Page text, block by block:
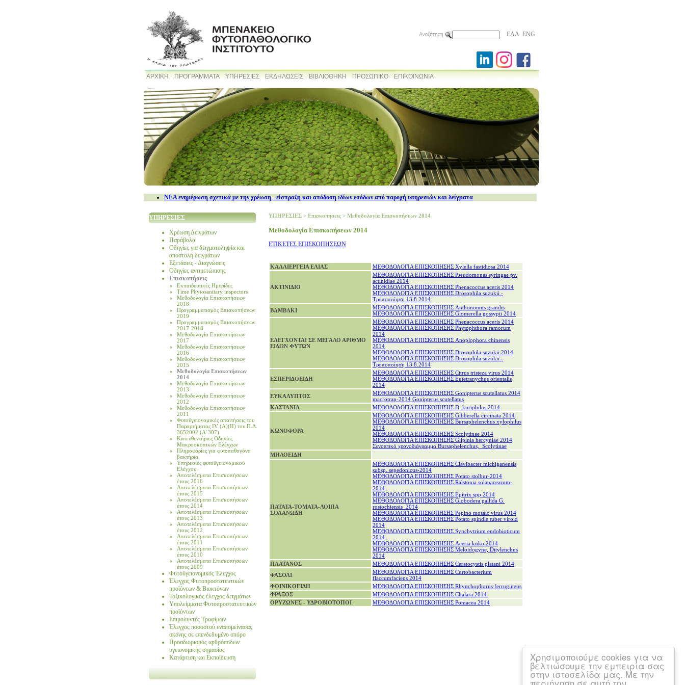
Χρησιμοποιούμε cookies για να
βελτιώσουμε την εμπειρία σας
στην ιστοσελίδα μας. Με την
ΕΛΛ ENG
ΑΡΧΙΚΗ ΠΡΟΓΡΑΜΜΑΤΑ ΥΠΗΡΕΣΙΕΣ ΕΚΔΗΛΩΣΕΙΣ ΒΙΒΛΙΟΘΗΚΗ ΠΡΟΣΩΠΙΚΟ ΕΠΙΚΟΙΝΩΝΙΑ
NEA ενημέρωση σχετικά με την χρέωση - είσπραξη και απόδοση ιδίων εσόδων από παροχή υπηρεσιών και δείγματα
ΥΠΗΡΕΣΙΕΣ
Χρέωση Δειγμάτων
Παράβολα
Οδηγίες για δειγματοληψία και
αποστολή δειγμάτων
Εξετάσεις - Διαγνώσεις
Οδηγίες αντιμετώπισης
Επισκοπήσεις
Eκπαιδευτικές Ημερίδες
Time Phytosanitary inspectors
Μεθοδολογία Επισκοπήσεων
2018
Προγραμματισμός Επισκοπήσεων
2019
Προγραμματισμός Επισκοπήσεων
2017-2018
Μεθοδολογία Επισκοπήσεων
2017
Μεθοδολογία Επισκοπήσεων
2016
Μεθοδολογία Επισκοπήσεων
2015
Μεθοδολογία Επισκοπήσεων
2014
Μεθοδολογία Επισκοπήσεων
2013
Μεθοδολογία Επισκοπήσεων
2012
Μεθοδολογία Επισκοπήσεων
2011
Φυτοϋγειονομικές απαιτήσεις του
Παραρτήματος IV (A)(II) του Π.Δ.
3652002 (Α΄307)
Κατευθυντήριες Οδηγίες
Μακροσκοπικών Ελέγχων
Πληροφορίες για φυτοπαθογόνα
βακτήρια
Υπηρεσίες φυτοϋγειονομικού
Ελέγχου
Αποτελέσματα Eπισκοπήσεων
έτους 2016
Αποτελέσματα Eπισκοπήσεων
έτους 2015
Αποτελέσματα Eπισκοπήσεων
έτους 2014
Αποτελέσματα Eπισκοπήσεων
έτους 2013
Αποτελέσματα Eπισκοπήσεων
έτους 2012
Αποτελέσματα Eπισκοπήσεων
έτους 2011
Αποτελέσματα Eπισκοπήσεων
έτους 2010
Αποτελέσματα Eπισκοπήσεων
έτους 2009
Φυτοϋγειονομικός Έλεγχος
Έλεγχος Φυτοπροστατευτικών
προϊόντων & Βιοκτόνων
Τοξικολογικός έλεγχος δειγμάτων
Υπολείμματα Φυτοπροστατευτικών
προϊόντων
Επιμολυντές Τροφίμων
Έλεγχος ποσοστού εναπομείνασας
σκόνης σε επενδεδυμένο σπόρο
Προσδιορισμός αρθρόποδων
υγειονομικής σημασίας
Κατάρτιση και Εκπαίδευση
ΥΠΗΡΕΣΙΕΣ > Επισκοπήσεις > Μεθοδολογία Επισκοπήσεων 2014
Μεθοδολογία Επισκοπήσεων 2014
ΕΤΙΚΕΤΕΣ ΕΠΙΣΚΟΠΗΣΕΩΝ
ΚΑΛΛΙΕΡΓΕΙΑ ΕΛΙΑΣ ΜΕΘΟΔΟΛΟΓΙΑ ΕΠΙΣΚΟΠΗΣΗΣ Xylella fastidiosa 2014
ΑΚΤΙΝΙΔΙΟ
ΜΕΘΟΔΟΛΟΓΙΑ ΕΠΙΣΚΟΠΗΣΗΣ Pseudomonas syringae pv.
actinidiae 2014
ΜΕΘΟΔΟΛΟΓΙΑ ΕΠΙΣΚΟΠΗΣΗΣ Phenacoccus aceris 2014
ΜΕΘΟΔΟΛΟΓΙΑ ΕΠΙΣΚΟΠΗΣΗΣ Drosophila suzukii -
Tροποποίηση 13.8.2014
ΒΑΜΒΑΚΙ
ΜΕΘΟΔΟΛΟΓΙΑ ΕΠΙΣΚΟΠΗΣΗΣ Anthonomus grandis
ΜΕΘΟΔΟΛΟΓΙΑ ΕΠΙΣΚΟΠΗΣΗΣ Glomerella gossypii 2014
ΕΛΕΓΧΟΝΤΑΙ ΣΕ ΜΕΓΑΛΟ ΑΡΙΘΜΟ
ΕΙΔΩΝ ΦΥΤΩΝ
ΜΕΘΟΔΟΛΟΓΙΑ ΕΠΙΣΚΟΠΗΣΗΣ Phenacoccus aceris 2014
ΜΕΘΟΔΟΛΟΓΙΑ ΕΠΙΣΚΟΠΗΣΗΣ Phytophthora ramorum
2014
ΜΕΘΟΔΟΛΟΓΙΑ ΕΠΙΣΚΟΠΗΣΗΣ Anoplophora chinensis
2014
ΜΕΘΟΔΟΛΟΓΙΑ ΕΠΙΣΚΟΠΗΣΗΣ Drosophila suzukii 2014
ΜΕΘΟΔΟΛΟΓΙΑ ΕΠΙΣΚΟΠΗΣΗΣ Drosophila suzukii -
Tροποποίηση 13.8.2014
ΕΣΠΕΡΙΔΟΕΙΔΗ
ΜΕΘΟΔΟΛΟΓΙΑ ΕΠΙΣΚΟΠΗΣΗΣ Citrus tristeza virus 2014
ΜΕΘΟΔΟΛΟΓΙΑ ΕΠΙΣΚΟΠΗΣΗΣ Eutetranychus orientalis
2014
ΕΥΚΑΛΥΠΤΟΣ
ΜΕΘΟΔΟΛΟΓΙΑ ΕΠΙΣΚΟΠΗΣΗΣ Gonipterus scutellatus 2014
macrotrap-2014 Gonipterus scutellatus
ΚΑΣΤΑΝΙΑ
ΜΕΘΟΔΟΛΟΓΙΑ ΕΠΙΣΚΟΠΗΣΗΣ D. kuriphilus 2014
ΚΩΝΟΦΟΡΑ
ΜΕΘΟΔΟΛΟΓΙΑ ΕΠΙΣΚΟΠΗΣΗΣ Gibberella circinata 2014
ΜΕΘΟΔΟΛΟΓΙΑ ΕΠΙΣΚΟΠΗΣΗΣ Bursaphelenchus xylophilus
2014
ΜΕΘΟΔΟΛΟΓΙΑ ΕΠΙΣΚΟΠΗΣΗΣ Scolytinae 2014
ΜΕΘΟΔΟΛΟΓΙΑ ΕΠΙΣΚΟΠΗΣΗΣ Gilpinia hercyniae 2014
Συνοπτικό χρονοδιάγραμμα Bursaphelenchus, Scolytinae
ΜΗΛΟΕΙΔΗ
ΠΑΤΑΤΑ-ΤOMATA-ΛΟΙΠΑ
ΣΟΛΑΝΩΔΗ
ΜΕΘΟΔΟΛΟΓΙΑ ΕΠΙΣΚΟΠΗΣΗΣ Clavibacter michiganensis
subsp. sepedonicus-2014
ΜΕΘΟΔΟΛΟΓΙΑ ΕΠΙΣΚΟΠΗΣΗΣ Potato stolbur-2014
ΜΕΘΟΔΟΛΟΓΙΑ ΕΠΙΣΚΟΠΗΣΗΣ Ralstonia solanacearum-
2014
ΜΕΘΟΔΟΛΟΓΙΑ ΕΠΙΣΚΟΠΗΣΗΣ Epitrix spp 2014
ΜΕΘΟΔΟΛΟΓΙΑ ΕΠΙΣΚΟΠΗΣΗΣ Globodera pallida G.
rostochiensis 2014
ΜΕΘΟΔΟΛΟΓΙΑ ΕΠΙΣΚΟΠΗΣΗΣ Pepino mosaic virus 2014
ΜΕΘΟΔΟΛΟΓΙΑ ΕΠΙΣΚΟΠΗΣΗΣ Potato spindle tuber viroid
2014
ΜΕΘΟΔΟΛΟΓΙΑ ΕΠΙΣΚΟΠΗΣΗΣ Synchytrium endobioticum
2014
ΜΕΘΟΔΟΛΟΓΙΑ ΕΠΙΣΚΟΠΗΣΗΣ Aceria kuko 2014
ΜΕΘΟΔΟΛΟΓΙΑ ΕΠΙΣΚΟΠΗΣΗΣ Μeloidogyne, Ditylenchus
2014
ΠΛΑΤΑΝΟΣ
ΜΕΘΟΔΟΛΟΓΙΑ ΕΠΙΣΚΟΠΗΣΗΣ Ceratocystis platani 2014
ΦΑΣΟΛΙ
ΜΕΘΟΔΟΛΟΓΙΑ ΕΠΙΣΚΟΠΗΣΗΣ Curtobacterium
flaccumfaciens 2014
ΦΟΙΝΙΚΟΕΙΔΗ
ΜΕΘΟΔΟΛΟΓΙΑ ΕΠΙΣΚΟΠΗΣΗΣ Rhynchophorus ferrugineus
ΦΡΑΞΟΣ
ΜΕΘΟΔΟΛΟΓΙΑ ΕΠΙΣΚΟΠΗΣΗΣ Chalara 2014
ΟΡΥΖΩΝΕΣ - ΥΔΡΟΒΙΟΤΟΠΟΙ
ΜΕΘΟΔΟΛΟΓΙΑ ΕΠΙΣΚΟΠΗΣΗΣ Pomacea 2014